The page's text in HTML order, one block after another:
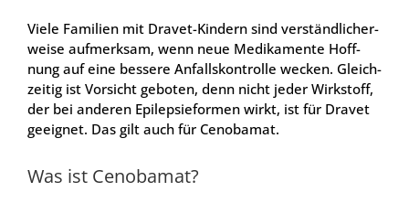
Vie­le Fami­li­en mit Dra­vet-Kin­dern sind ver­ständ­li­cher­
wei­se auf­merk­sam, wenn neue Medi­ka­men­te Hoff­
nung auf eine bes­se­re Anfalls­kon­trol­le wecken. Gleich­
zei­tig ist Vor­sicht gebo­ten, denn nicht jeder Wirk­stoff,
der bei ande­ren Epi­lep­sie­for­men wirkt, ist für Dra­vet
geeig­net. Das gilt auch für Cen­oba­mat.
Was ist Cen­oba­mat?